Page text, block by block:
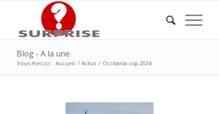
Blog - A la une
Vous êtes ici : Accueil / Actus / Occitania cup 2024